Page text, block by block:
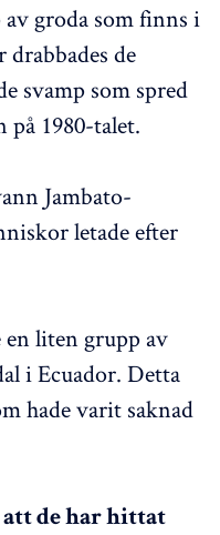
groda som finns i
de
svamp som spred
på 1980-talet.
Jambato-
letade efter
liten grupp av
i Ecuador. Detta
hade varit saknad
de har hittat